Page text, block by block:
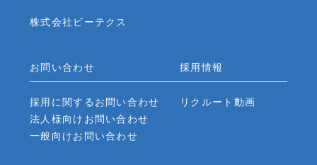
株式会社ビーテクス
お問い合わせ
採用に関するお問い合わせ
法人様向けお問い合わせ
一般向けお問い合わせ
採用情報
リクルート動画